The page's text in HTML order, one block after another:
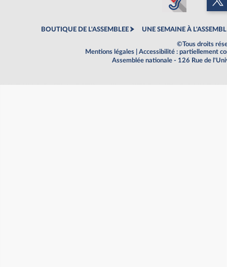
BOUTIQUE DE L'ASSEMBLEE UNE SEMAINE À
©Tous droits
Mentions légales
Accessibilité : partiellement
Assemblée nationale - 126 Rue de